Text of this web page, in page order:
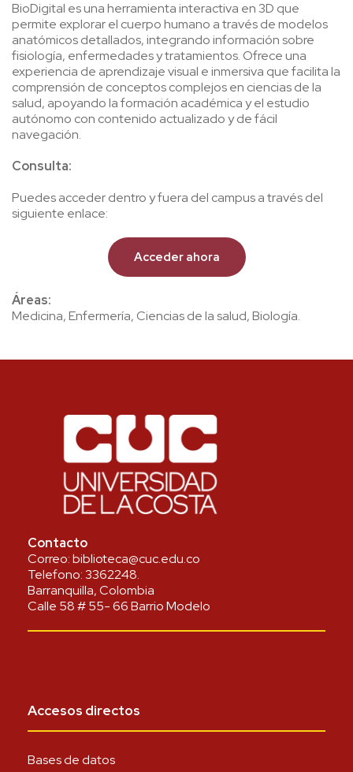
BioDigital es una herramienta interactiva en 3D que
permite explorar el cuerpo humano a través de modelos
anatómicos detallados, integrando información sobre
fisiología, enfermedades y tratamientos. Ofrece una
experiencia de aprendizaje visual e inmersiva que facilita la
comprensión de conceptos complejos en ciencias de la
salud, apoyando la formación académica y el estudio
autónomo con contenido actualizado y de fácil
navegación.
Consulta:
Puedes acceder dentro y fuera del campus a través del
siguiente enlace:
Acceder ahora
Áreas:
Medicina, Enfermería, Ciencias de la salud, Biología.
Contacto
Correo:biblioteca@cuc.edu.co
Telefono:3362248.
Barranquilla, Colombia
Calle 58 # 55- 66 Barrio Modelo
Accesos directos
Bases de datos